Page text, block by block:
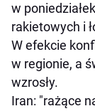
w
rakietowych i
W efekcie
w regionie, a
wzrosły.
Iran: "rażące